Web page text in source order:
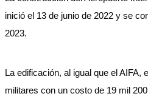
inició el 13 de junio de 2022 y se
2023.
La edificación, al igual que el AIFA,
militares con un costo de 19 mil